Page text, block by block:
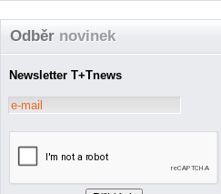
Odběr novinek
Newsletter T+Tnews